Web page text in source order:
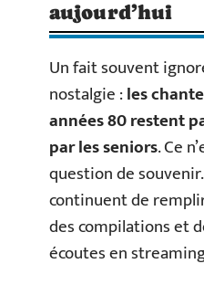
aujourd’hui
Un fait souvent
nostalgie :les
années 80 restent
par les seniors. Ce
question de
continuent de
des compilations et
écoutes en